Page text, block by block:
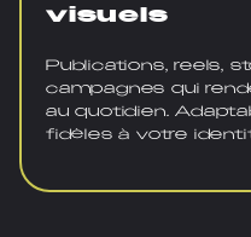
visuels
Publications, reels,
campagnes qui
au quotidien.
fidèles à votre